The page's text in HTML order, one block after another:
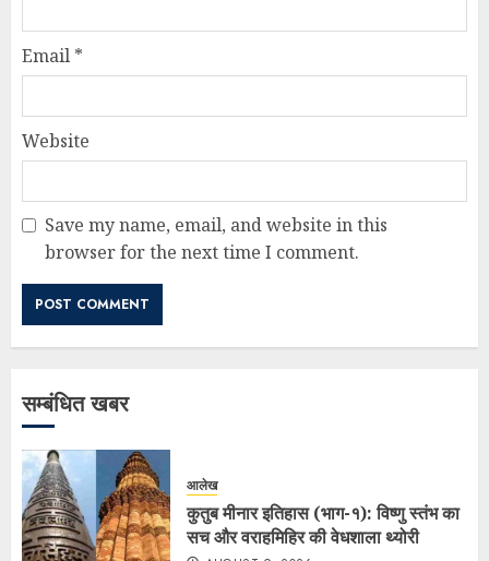
Email *
Website
Save my name, email, and website in this
browser for the next time I comment.
सम्बंधित खबर
आलेख
कुतुब मीनार इतिहास (भाग-१): विष्णु स्तंभ का
सच और वराहमिहिर की वेधशाला थ्योरी